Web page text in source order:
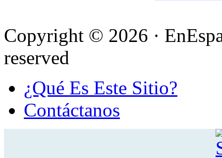
Copyright © 2026 ·
reserved
¿Qué Es Este Sitio?
Contáctanos